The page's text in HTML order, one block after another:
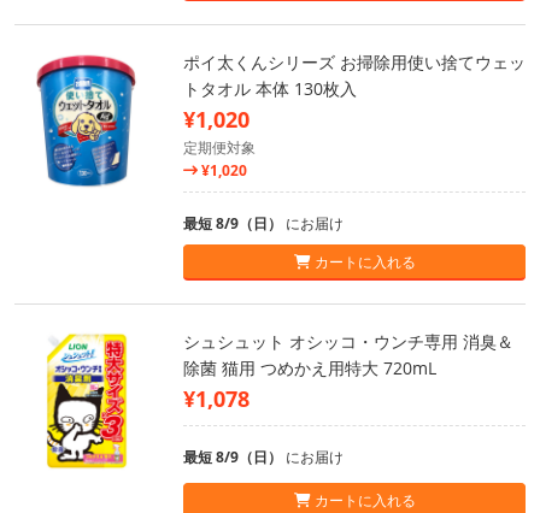
ポイ太くんシリーズ お掃除用使い捨てウェッ
トタオル 本体 130枚入
¥1,020
定期便対象
¥1,020
最短 8/9（日） にお届け
カートに入れる
シュシュット オシッコ・ウンチ専用 消臭＆
除菌 猫用 つめかえ用特大 720mL
¥1,078
最短 8/9（日） にお届け
カートに入れる